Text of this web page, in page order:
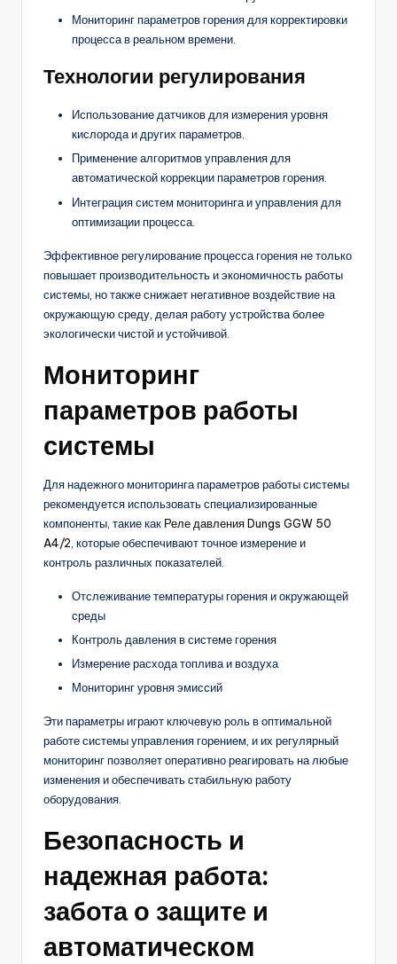
Мониторинг параметров горения для корректировки
процесса в реальном времени.
Технологии регулирования
Использование датчиков для измерения уровня
кислорода и других параметров.
Применение алгоритмов управления для
автоматической коррекции параметров горения.
Интеграция систем мониторинга и управления для
оптимизации процесса.
Эффективное регулирование процесса горения не только
повышает производительность и экономичность работы
системы, но также снижает негативное воздействие на
окружающую среду, делая работу устройства более
экологически чистой и устойчивой.
Мониторинг
параметров работы
системы
Для надежного мониторинга параметров работы системы
рекомендуется использовать специализированные
компоненты, такие как Реле давления Dungs GGW 50
A4/2 , которые обеспечивают точное измерение и
контроль различных показателей.
Отслеживание температуры горения и окружающей
среды
Контроль давления в системе горения
Измерение расхода топлива и воздуха
Мониторинг уровня эмиссий
Эти параметры играют ключевую роль в оптимальной
работе системы управления горением, и их регулярный
мониторинг позволяет оперативно реагировать на любые
изменения и обеспечивать стабильную работу
оборудования.
Безопасность и
надежная работа:
забота о защите и
автоматическом